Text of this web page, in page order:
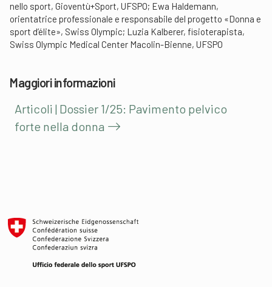
nello sport, Gioventù+Sport, UFSPO; Ewa Haldemann,
orientatrice professionale e responsabile del progetto «Donna e
sport d’élite», Swiss Olympic; Luzia Kalberer, fisioterapista,
Swiss Olympic Medical Center Macolin-Bienne, UFSPO
Maggiori informazioni
Articoli | Dossier 1/25: Pavimento pelvico
forte nella donna